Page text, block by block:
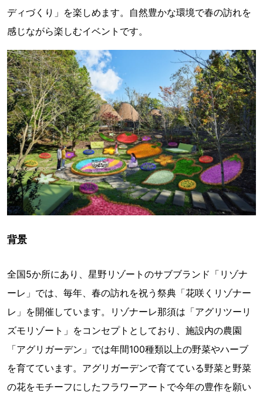
ディづくり」を楽しめます。自然豊かな環境で春の訪れを
感じながら楽しむイベントです。
背景
全国5か所にあり、星野リゾートのサブブランド「リゾナ
ーレ」では、毎年、春の訪れを祝う祭典「花咲くリゾナー
レ」を開催しています。リゾナーレ那須は「アグリツーリ
ズモリゾート」をコンセプトとしており、施設内の農園
「アグリガーデン」では年間100種類以上の野菜やハーブ
を育てています。アグリガーデンで育てている野菜と野菜
の花をモチーフにしたフラワーアートで今年の豊作を願い